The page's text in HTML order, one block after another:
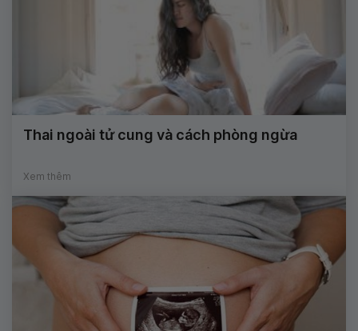
Thai ngoài tử cung và cách phòng ngừa
Xem thêm